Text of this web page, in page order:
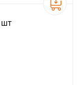
шт